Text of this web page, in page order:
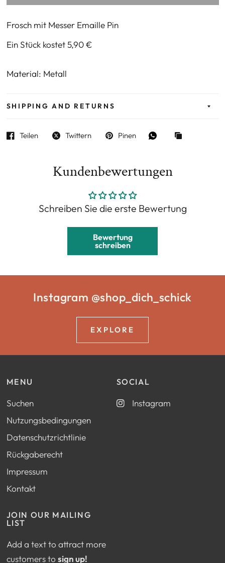
Frosch mit Messer Emaille Pin
Ein Stück kostet 5,90 €
Material: Metall
SHIPPING AND RETURNS
Teilen Twittern Pinen
Kundenbewertungen
Schreiben Sie die erste Bewertung
Bewertung
schreiben
Instagram @shop_dich_schick
EXPLORE
MENU
Suchen
Nutzungsbedingungen
Datenschutzrichtlinie
Rückgaberecht
Impressum
Kontakt
SOCIAL
Instagram
JOIN OUR MAILING
LIST
Add a text to attract more
customers to sign up!